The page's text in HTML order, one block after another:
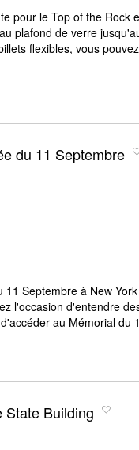
pour le Top of the
plafond de verre
flexibles, vous
du 11 Septembre
11 Septembre à New
l'occasion d'entendre
au Mémorial
State Building